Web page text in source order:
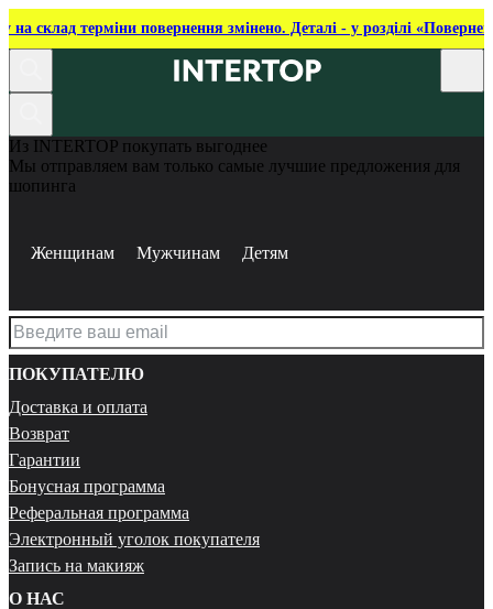
на склад терміни повернення змінено. Деталі - у розділі
Из INTERTOP покупать выгоднее
Мы отправляем вам только самые лучшие предложения для
шопинга
Женщинам Мужчинам Детям
ПОКУПАТЕЛЮ
Доставка и оплата
Возврат
Гарантии
Бонусная программа
Реферальная программа
Электронный уголок покупателя
Запись на макияж
О НАС